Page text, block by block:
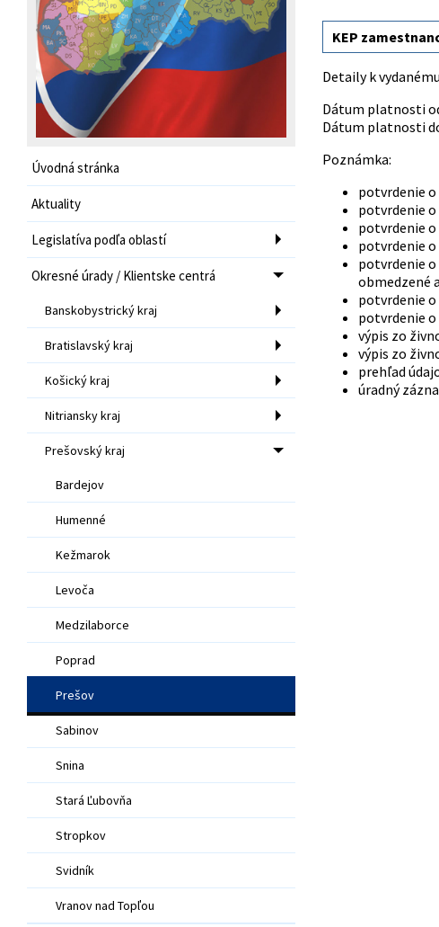
Úvodná stránka
Aktuality
Legislatíva podľa oblastí
Okresné úrady / Klientske centrá
Banskobystrický kraj
Bratislavský kraj
Košický kraj
Nitriansky kraj
Prešovský kraj
Bardejov
Humenné
Kežmarok
Levoča
Medzilaborce
Poprad
Prešov
Sabinov
Snina
Stará Ľubovňa
Stropkov
Svidník
Vranov nad Topľou
KEP
Detaily k
Dátum platnosti
Dátum platnosti
Poznámka:
potvrdenie
potvrdenie
potvrdenie
potvrdenie
potvrdenie
obmedzené
potvrdenie
potvrdenie
výpis zo
výpis zo
prehľad
úradný